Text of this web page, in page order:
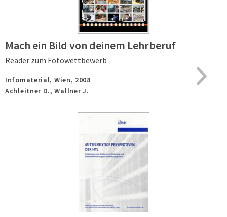
Mach ein Bild von deinem Lehrberuf
Reader zum Fotowettbewerb
Infomaterial, Wien, 2008
Achleitner D., Wallner J.